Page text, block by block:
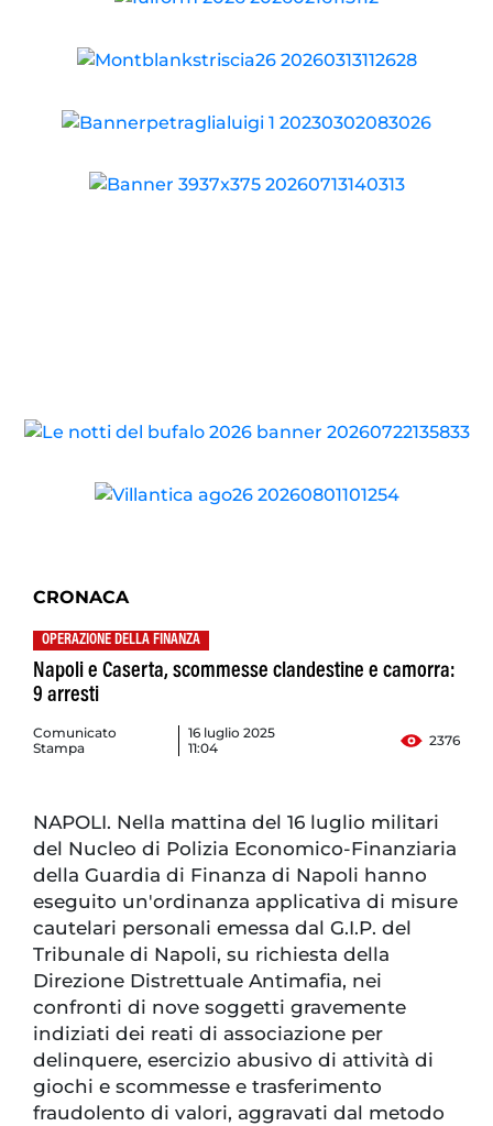
CRONACA
OPERAZIONE DELLA FINANZA
Napoli e Caserta, scommesse clandestine e camorra:
9 arresti
Comunicato
Stampa
16 luglio 2025
11:04
2376
NAPOLI. Nella mattina del 16 luglio militari
del Nucleo di Polizia Economico-Finanziaria
della Guardia di Finanza di Napoli hanno
eseguito un'ordinanza applicativa di misure
cautelari personali emessa dal G.I.P. del
Tribunale di Napoli, su richiesta della
Direzione Distrettuale Antimafia, nei
confronti di nove soggetti gravemente
indiziati dei reati di associazione per
delinquere, esercizio abusivo di attività di
giochi e scommesse e trasferimento
fraudolento di valori, aggravati dal metodo